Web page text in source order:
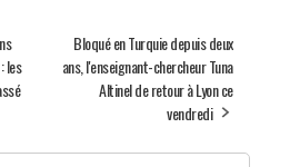
les
Bloqué en Turquie depuis deux
ans, l'enseignant-chercheur Tuna
Altinel de retour à Lyon ce
vendredi